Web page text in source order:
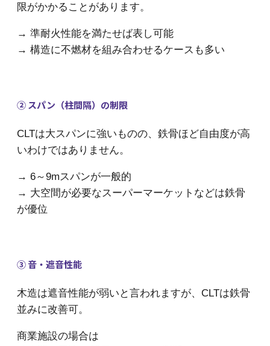
限がかかることがあります。
→ 準耐火性能を満たせば表し可能
→ 構造に不燃材を組み合わせるケースも多い
② スパン（柱間隔）の制限
CLTは大スパンに強いものの、鉄骨ほど自由度が高
いわけではありません。
→ 6～9mスパンが一般的
→ 大空間が必要なスーパーマーケットなどは鉄骨
が優位
③ 音・遮音性能
木造は遮音性能が弱いと言われますが、CLTは鉄骨
並みに改善可。
商業施設の場合は